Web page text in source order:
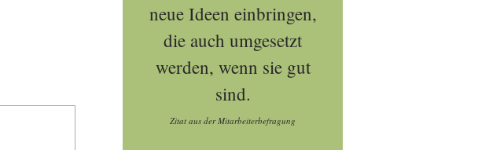
neue Ideen einbringen,
die auch umgesetzt
werden, wenn sie gut
sind.
Zitat aus der Mitarbeiterbefragung